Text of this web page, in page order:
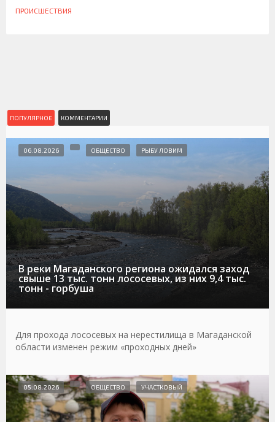
ПРОИСШЕСТВИЯ
ПОПУЛЯРНОЕ КОММЕНТАРИИ
В реки Магаданского региона ожидался заход
свыше 13 тыс. тонн лососевых, из них 9,4 тыс.
тонн - горбуша
06.08.2026 ОБЩЕСТВО РЫБУ ЛОВИМ
Для прохода лососевых на нерестилища в Магаданской
области изменен режим «проходных дней»
05.08.2026 ОБЩЕСТВО УЧАСТКОВЫЙ